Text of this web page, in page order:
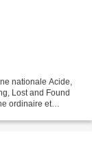
nationale Acide,
Lost and Found
ordinaire et